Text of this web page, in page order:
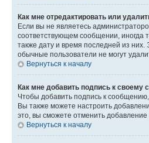
Как мне отредактировать или
Если вы не являетесь
соответствующем сообщении, иногда
также дату и время последней из
обычные пользователи не могут
Вернуться к началу
Как мне добавить подпись к своему
Чтобы добавить подпись к
Вы также можете настроить
это, вы сможете отменить
Вернуться к началу